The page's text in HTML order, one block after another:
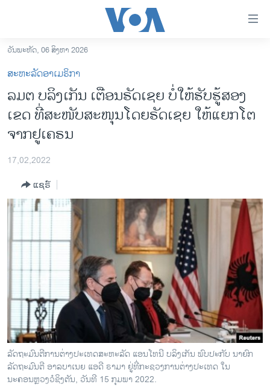
ເຂົ້າ
ຫາ
ຂ້າມ
ຂ້າມ
ໄປ
ຊອກ
ອາເມຣິກາ
ການເລືອກຕັ້ງ ປະທານາທີບໍດີ ສະຫະລັດ 2024
ອິດສະຫຼະພາບດ້ານການຂ່າວ
ຊີວິດຊາວລາວ
ວິທະຍາສາດ-ເທັກໂນໂລຈີ
ທຸລະກິດ
ພາສາອັງກິດ
ວີດີໂອ
ສຽງ
ວັນພະຫັດ, 06 ສິງຫາ 2026
ສະຫະລັດອາເມຣິກາ
ລມຕ ບລິງເກັນ ເຕືອນຣັດເຊຍ ບໍ່ໃຫ້ຮັບຮູ້ສອງ
ເຂດ ທີ່ສະໜັບສະໜຸນໂດຍຣັດເຊຍ ໃຫ້ແຍກໂຕ
ຈາກຢູເຄຣນ
17,02,2022
ແຊຣ໌
ລັດຖະມົນຕີການຕ່າງປະເທດສະຫະລັດ ແອນໂທນີ ບລິງເກັນ ພົບປະກັບ ນາຍົກ
ລັດຖະມົນຕີ ອາລບາເນຍ ແອດີ ຣາມາ ຢູ່ທີ່ກະຊວງການຕ່າງປະເທດ ໃນ
ນະຄອນຫຼວງວໍຊິງຕັນ, ວັນທີ 15 ກຸມພາ 2022.